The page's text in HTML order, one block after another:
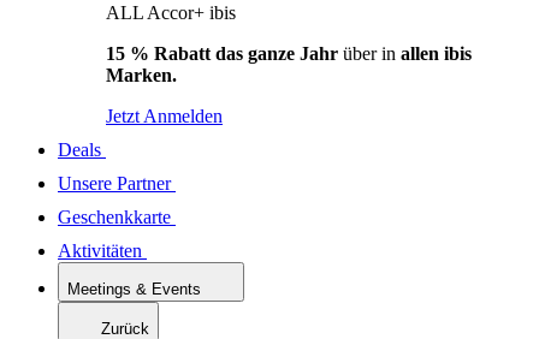
ALL Accor+ ibis
15 % Rabatt das ganze Jahr über in allen ibis
Marken.
Jetzt Anmelden
Deals
Unsere Partner
Geschenkkarte
Aktivitäten
Meetings & Events
Zurück